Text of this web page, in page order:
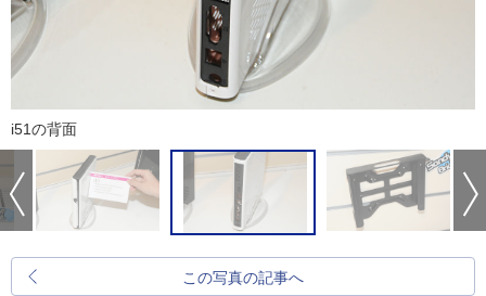
i51の背面
この写真の記事へ